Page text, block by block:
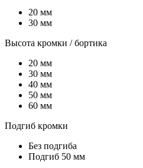
20 мм
30 мм
Высота кромки / бортика
20 мм
30 мм
40 мм
50 мм
60 мм
Подгиб кромки
Без подгиба
Подгиб 50 мм